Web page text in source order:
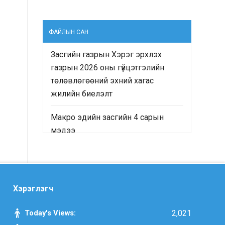
ФАЙЛЫН САН
Засгийн газрын Хэрэг эрхлэх
газрын 2026 оны гүйцэтгэлийн
төлөвлөгөөний эхний хагас
жилийн биелэлт
Макро эдийн засгийн 4 сарын
мэдээ
2024-2028 оны үйл ажиллагааны
болон “Монгол Улсын хөгжлийн
Хэрэглэгч
Today's Views: 2,021